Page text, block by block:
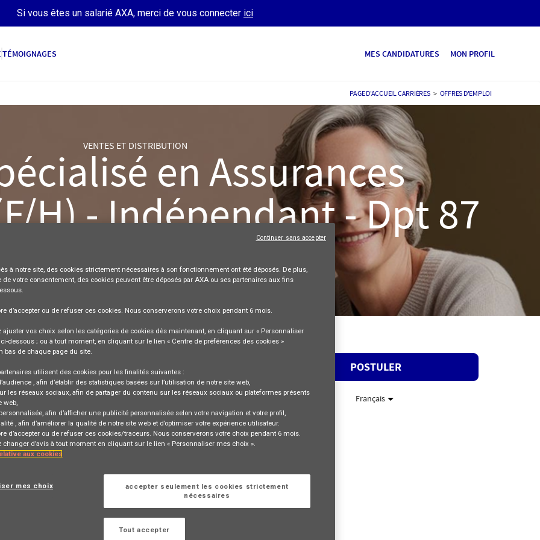
Si vous êtes un salarié AXA, merci de vous connecter ici
TÉMOIGNAGES MES CANDIDATURES MON PROFIL
PAGE D'ACCUEIL CARRIÈRES > OFFRES D'EMPLOI
VENTES ET DISTRIBUTIONen Assurances
H) - Indépendant - Dpt 87
Collectives (F/H) -
à cette
S'inscrire
POSTULER
Français
à notre site, des cookies strictement nécessaires à son fonctionnement ont été déposés. De plus,
de votre consentement, des cookies peuvent être déposés par AXA ou ses partenaires aux fins
d’accepter ou de refuser ces cookies. Nous conserverons votre choix pendant 6 mois.
ajuster vos choix selon les catégories de cookies dès maintenant, en cliquant sur « Personnaliser
dessous ; ou à tout moment, en cliquant sur le lien « Centre de préférences des cookies »
bas de chaque page du site.
utilisent des cookies pour les finalités suivantes :
, afin d’établir des statistiques basées sur l’utilisation de notre site web,
les réseaux sociaux, afin de partager du contenu sur les réseaux sociaux ou plateformes présents
web,
, afin d’afficher une publicité personnalisée selon votre navigation et votre profil,
, afin d’améliorer la qualité de notre site web et d’optimiser votre expérience utilisateur.
d’accepter ou de refuser ces cookies/traceurs. Nous conserverons votre choix pendant 6 mois.
changer d’avis à tout moment en cliquant sur le lien « Personnaliser mes choix ».
aux cookies
mes choix
accepter seulement les cookies strictement
nécessaires
Tout accepter
Continuer sans accepter